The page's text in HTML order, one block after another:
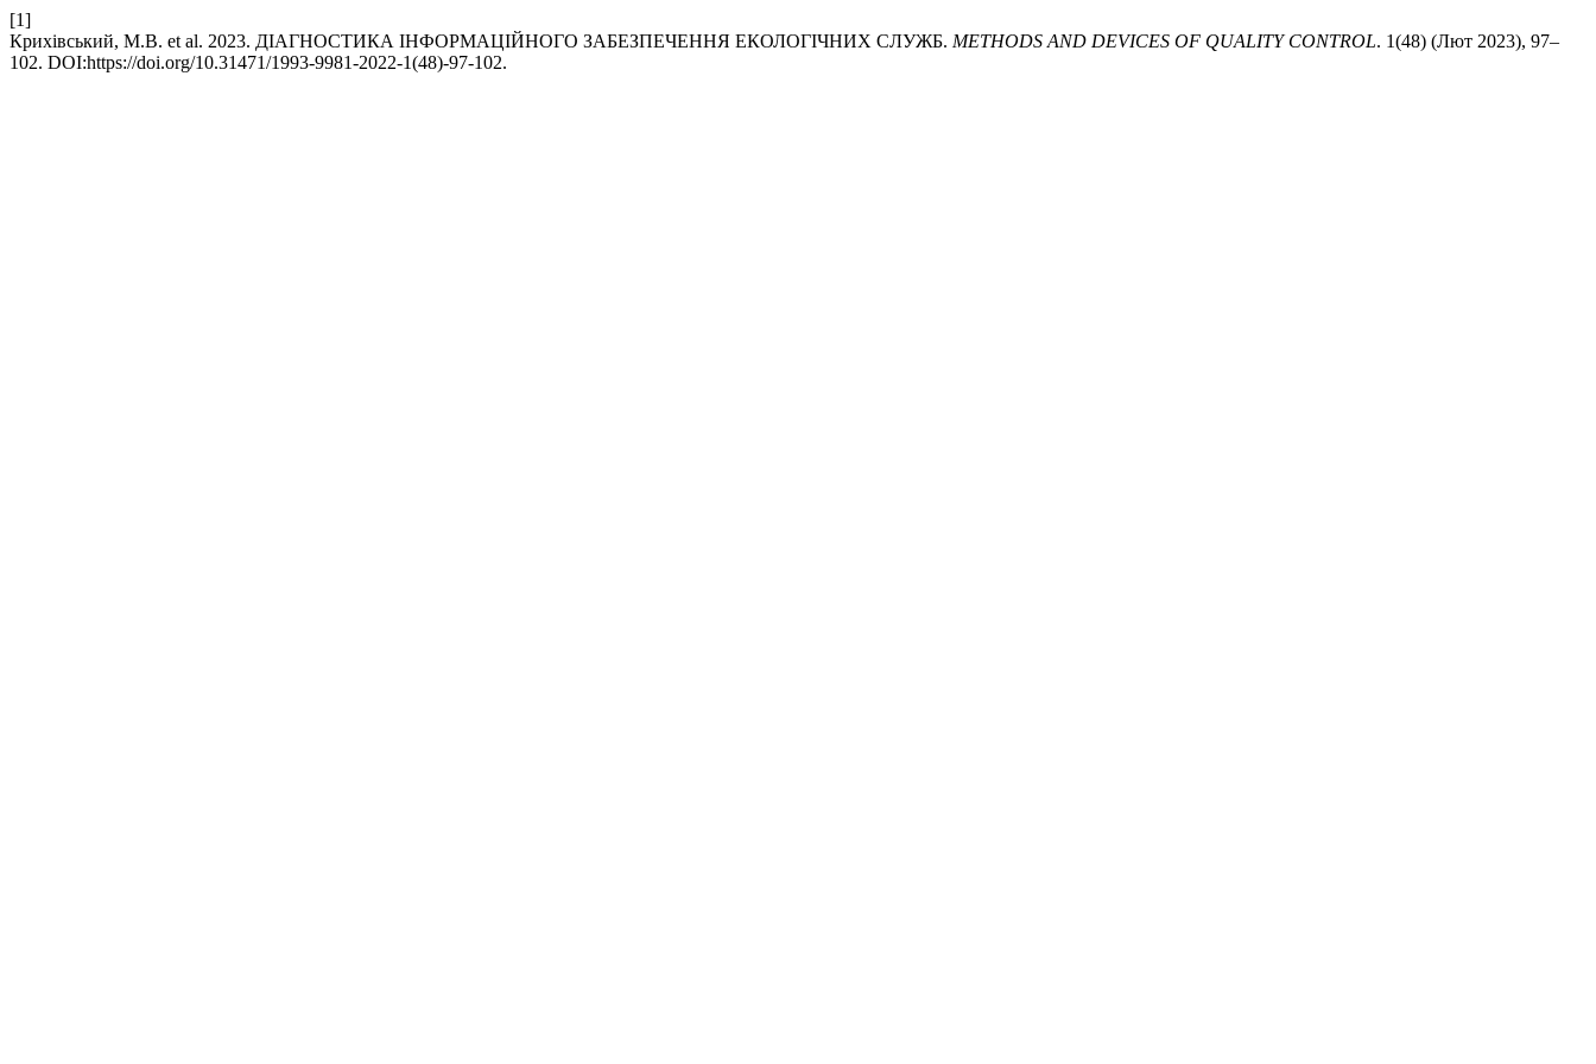
[1]
Крихівський, М.В. et al. 2023. ДІАГНОСТИКА ІНФОРМАЦІЙНОГО ЗАБЕЗПЕЧЕННЯ ЕКОЛОГІЧНИХ СЛУЖБ. METHODS AND DEVICES OF QUALITY CONTROL. 1(48) (Лют 2023), 97–
102. DOI:https://doi.org/10.31471/1993-9981-2022-1(48)-97-102.